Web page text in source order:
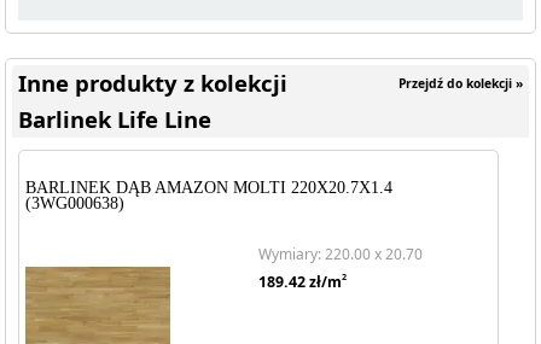
Przejdź do kolekcji »
Inne produkty z kolekcji
Barlinek Life Line
BARLINEK DĄB AMAZON MOLTI 220X20.7X1.4
(3WG000638)
Wymiary: 220.00 x 20.70
189.42zł/m2